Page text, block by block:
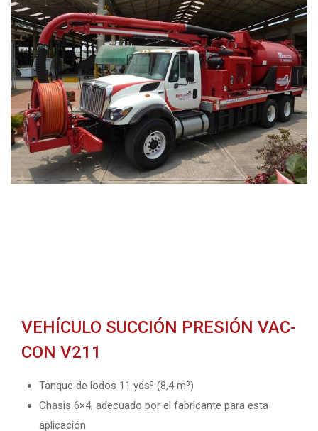
VEHÍCULO SUCCIÓN PRESIÓN VAC-
CON V211
Tanque de lodos 11 yds³ (8,4 m³)
Chasis 6×4, adecuado por el fabricante para esta
aplicación